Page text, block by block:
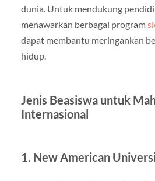
dunia. Untuk mendukung
menawarkan berbagai program
dapat membantu meringankan
hidup.
Jenis Beasiswa untuk
Internasional
1. New American